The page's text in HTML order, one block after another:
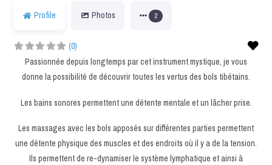
Profile Photos 2
(0)
Passionnée depuis longtemps par cet instrument mystique, je vous
donne la possibilité de découvrir toutes les vertus des bols tibétains.
Les bains sonores permettent une détente mentale et un lâcher prise.
Les massages avec les bols apposés sur différentes parties permettent
une détente physique des muscles et des endroits où il y a de la tension.
Ils permettent de re-dynamiser le système lymphatique et ainsi à